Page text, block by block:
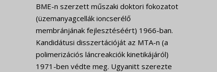
BME-n szerzett műszaki doktori fokozatot
(üzemanyagcellák ioncserélő
membránjának fejlesztéséért) 1966-ban.
Kandidátusi disszertációját az MTA-n (a
polimerizációs láncreakciók kinetikájáról)
1971-ben védte meg. Ugyanitt szerezte